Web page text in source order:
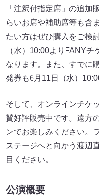
「注釈付指定席」の追加
らいお席や補助席等も含
たい方はぜひ購入をご検
（水）10:00よりFANY
なります。また、すでに
発券も6月11日（水）
そして、オンラインチケ
賛好評販売中です。遠方
ンでお楽しみください。
ステージへと向かう渡辺
目ください。
公演概要